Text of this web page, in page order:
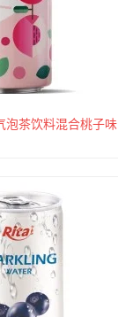
泡茶饮料混合桃子味